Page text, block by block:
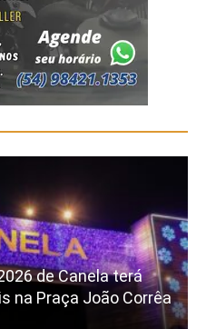
de Canela terá
na Praça João Corrêa